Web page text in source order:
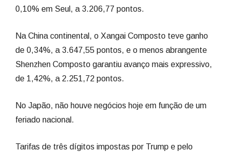
0,10% em Seul, a 3.206,77 pontos.
Na China continental, o Xangai Composto teve ganho
de 0,34%, a 3.647,55 pontos, e o menos abrangente
Shenzhen Composto garantiu avanço mais expressivo,
de 1,42%, a 2.251,72 pontos.
No Japão, não houve negócios hoje em função de um
feriado nacional.
Tarifas de três dígitos impostas por Trump e pelo